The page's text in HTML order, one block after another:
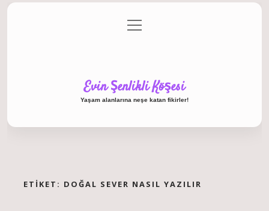
Gizlilik Politikası
menüyü
aç
Evin Şenlikli Köşesi
Yaşam alanlarına neşe katan fikirler!
ETIKET: DOĞAL SEVER NASIL YAZILIR